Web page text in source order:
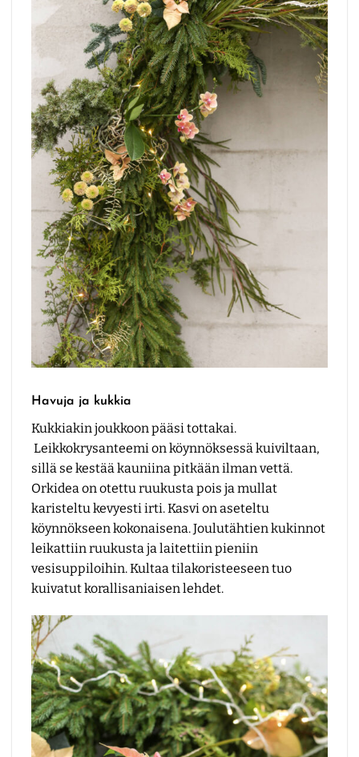
Havuja ja kukkia
Kukkiakin joukkoon pääsi tottakai.
Leikkokrysanteemi on köynnöksessä kuiviltaan,
sillä se kestää kauniina pitkään ilman vettä.
Orkidea on otettu ruukusta pois ja mullat
karisteltu kevyesti irti. Kasvi on aseteltu
köynnökseen kokonaisena. Joulutähtien kukinnot
leikattiin ruukusta ja laitettiin pieniin
vesisuppiloihin. Kultaa tilakoristeeseen tuo
kuivatut korallisaniaisen lehdet.